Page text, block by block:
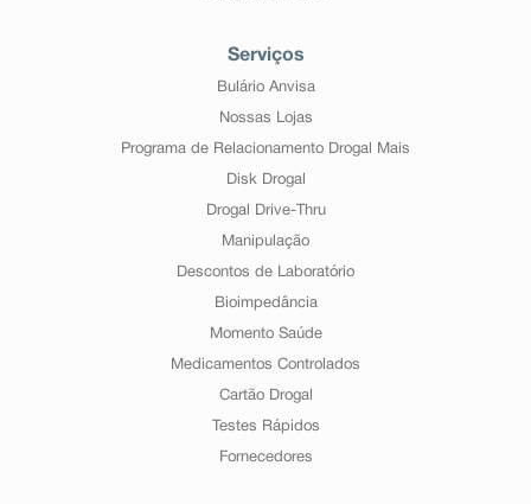
Serviços
Bulário Anvisa
Nossas Lojas
Programa de Relacionamento Drogal Mais
Disk Drogal
Drogal Drive-Thru
Manipulação
Descontos de Laboratório
Bioimpedância
Momento Saúde
Medicamentos Controlados
Cartão Drogal
Testes Rápidos
Fornecedores